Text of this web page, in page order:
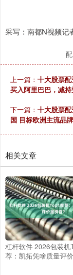
采写：南都N视频记
上一篇： 十大股票
买入阿里巴巴，减
下一篇： 十大股票
国 目标欧洲主流品牌
相关文章
杠杆软件 2026包装机
荐：凯拓凭啥质量评